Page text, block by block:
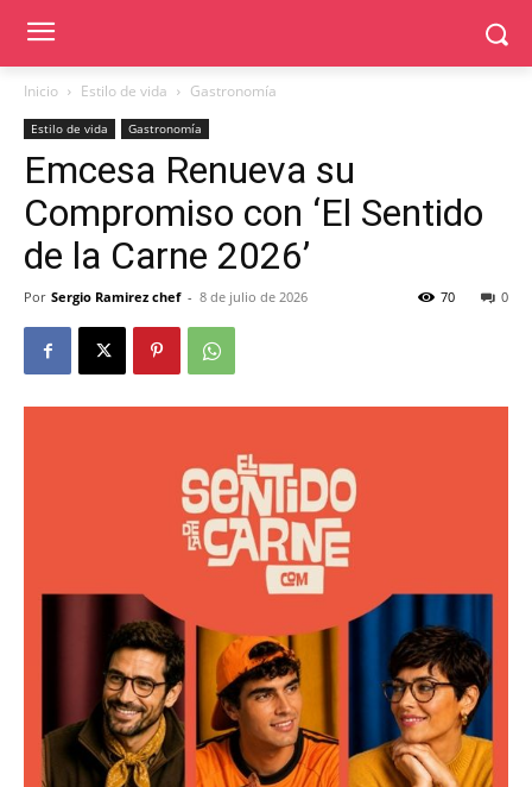
Inicio Estilo de vida Gastronomía
Estilo de vida Gastronomía
Emcesa Renueva su
Compromiso con ‘El Sentido
de la Carne 2026’
Por Sergio Ramirez chef - 8 de julio de 2026 0
70